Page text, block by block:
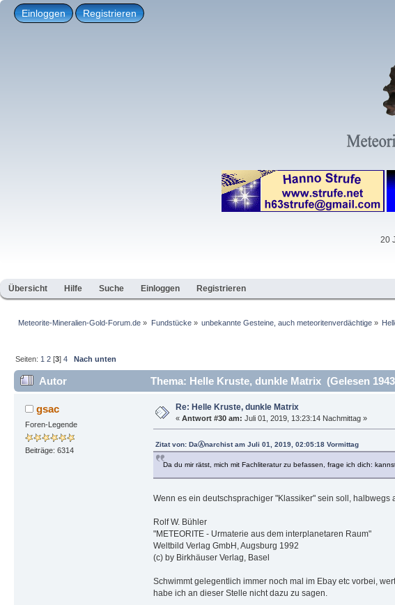
Einloggen Registrieren
20
Übersicht Hilfe Suche Einloggen Registrieren
Meteorite-Mineralien-Gold-Forum.de » Fundstücke» unbekannte Gesteine, auch meteoritenverdächtige»
Seiten: 1 2 [3]4 Nach unten
Autor Thema: Helle Kruste, dunkle Matrix (Gelesen
gsac
Foren-Legende
Beiträge: 6314
Re: Helle Kruste, dunkle Matrix
« Antwort #30 am: Juli 01, 2019, 13:23:14 Nachmittag »
Zitat von: DaⒶnarchist am Juli 01, 2019, 02:05:18 Vormittag
Da du mir rätst, mich mit Fachliteratur zu befassen, frage ich dich:
Wenn es ein deutschsprachiger "Klassiker" sein soll,
Rolf W. Bühler
"METEORITE - Urmaterie aus dem interplanetaren Raum"
Weltbild Verlag GmbH, Augsburg 1992
(c) by Birkhäuser Verlag, Basel
Schwimmt gelegentlich immer noch mal im Ebay etc vorbei,
habe ich an dieser Stelle nicht dazu zu sagen.